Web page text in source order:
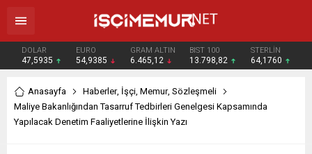
DOLAR
47,5935
EURO
54,9385
GRAM ALTIN
6.465,12
BIST 100
13.798,82
STERLİN
64,1760
Anasayfa Haberler, İşçi, Memur, Sözleşmeli
Maliye Bakanlığından Tasarruf Tedbirleri Genelgesi Kapsamında
Yapılacak Denetim Faaliyetlerine İlişkin Yazı